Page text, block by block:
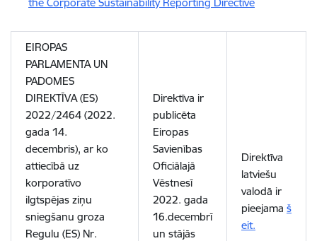
EIROPAS
PARLAMENTA UN
PADOMES
DIREKTĪVA (ES)
2022/2464 (2022.
gada 14.
decembris), ar ko
attiecībā uz
korporatīvo
ilgtspējas ziņu
sniegšanu groza
Regulu (ES) Nr.
Direktīva ir
publicēta
Eiropas
Savienības
Oficiālajā
Vēstnesī
2022. gada
16.decembrī
un stājās
Direktīva
latviešu
valodā ir
pieejama š
eit.